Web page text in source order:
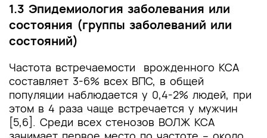
1.3 Эпидемиология заболевания или
состояния (группы заболеваний или
состояний)
Частота встречаемости врожденного КСА
составляет 3-6% всех ВПС, в общей
популяции наблюдается у 0,4-2% людей, при
этом в 4 раза чаще встречается у мужчин
[5,6]. Среди всех стенозов ВОЛЖ КСА